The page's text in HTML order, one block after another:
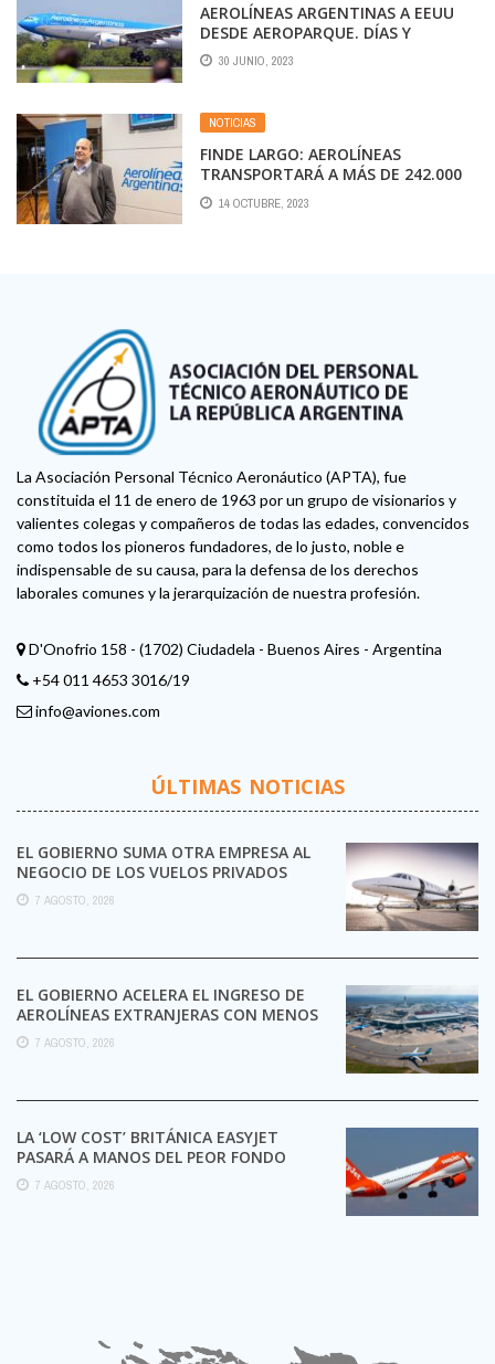
AEROLÍNEAS ARGENTINAS A EEUU
DESDE AEROPARQUE. DÍAS Y
HORARIOS DE LAS 4 FRECUENCIAS
SEMANALES A MIAMI Y LAS 3 A
30 JUNIO, 2023
NOTICIAS
FINDE LARGO: AEROLÍNEAS
TRANSPORTARÁ A MÁS DE 242.000
PASAJEROS
14 OCTUBRE, 2023
La Asociación Personal Técnico Aeronáutico (APTA), fue
constituida el 11 de enero de 1963 por un grupo de visionarios y
valientes colegas y compañeros de todas las edades, convencidos
como todos los pioneros fundadores, de lo justo, noble e
indispensable de su causa, para la defensa de los derechos
laborales comunes y la jerarquización de nuestra profesión.
D'Onofrio 158 - (1702) Ciudadela - Buenos Aires - Argentina
+54 011 4653 3016/19
info@aviones.com
ÚLTIMAS NOTICIAS
EL GOBIERNO SUMA OTRA EMPRESA AL
NEGOCIO DE LOS VUELOS PRIVADOS
7 AGOSTO, 2026
EL GOBIERNO ACELERA EL INGRESO DE
AEROLÍNEAS EXTRANJERAS CON MENOS
TRÁMITES
7 AGOSTO, 2026
LA ‘LOW COST’ BRITÁNICA EASYJET
PASARÁ A MANOS DEL PEOR FONDO
POSIBLE:
7 AGOSTO, 2026